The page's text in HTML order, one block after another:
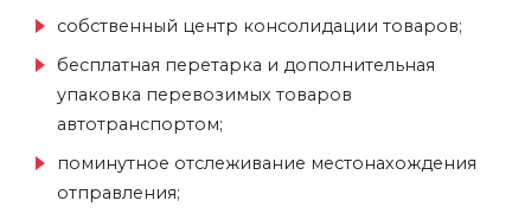
собственный центр консолидации товаров;
бесплатная перетарка и дополнительная
упаковка перевозимых товаров
автотранспортом;
поминутное отслеживание местонахождения
отправления;